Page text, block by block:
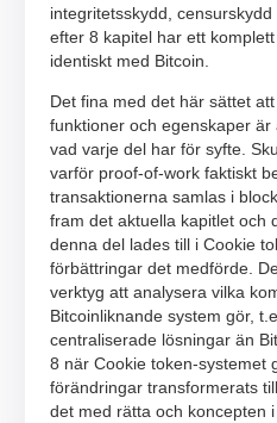
integritetsskydd,
efter 8 kapitel har ett
identiskt med Bitcoin.
Det fina med det här sättet
funktioner och egenskaper
vad varje del har för syfte.
varför proof-of-work faktiskt
transaktionerna samlas i
fram det aktuella kapitlet och
denna del lades till i Cookie
förbättringar det medförde.
verktyg att analysera vilka
Bitcoinliknande system gör,
centraliserade lösningar än
8 när Cookie token-systemet
förändringar transformerats
det med rätta och koncepten